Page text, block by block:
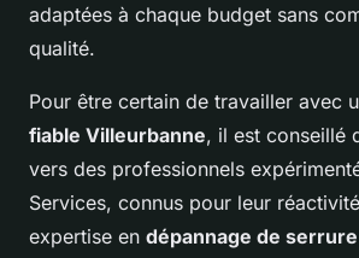
adaptées à chaque budget sans
qualité.
Pour être certain de travailler avec
fiable Villeurbanne, il est conseillé
vers des professionnels
Services, connus pour leur
expertise en dépannage de